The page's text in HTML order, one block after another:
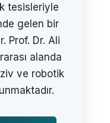
tesisleriyle
gelen bir
Prof. Dr. Ali
alanda
ve robotik